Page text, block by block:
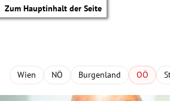
Zum Hauptinhalt der Seite
Wien NÖ Burgenland OÖ